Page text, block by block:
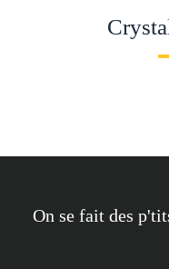
On se fait des